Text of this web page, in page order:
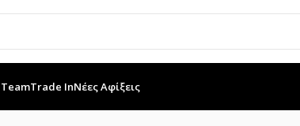
Trade InΝέες Αφίξεις